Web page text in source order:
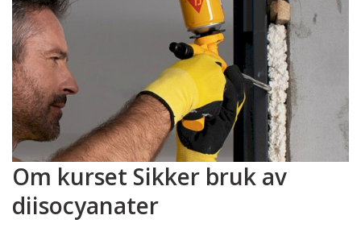
Om kurset Sikker bruk av
diisocyanater